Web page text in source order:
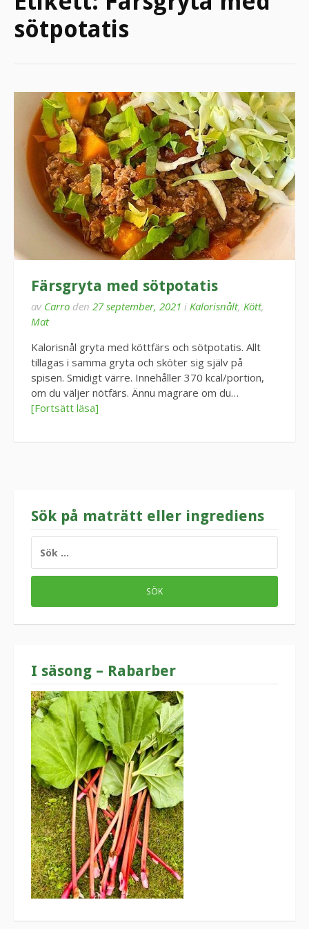
sötpotatis
Färsgryta med sötpotatis
av Carro den 27 september, 2021 i Kalorisnålt, Kött,
Mat
Kalorisnål gryta med köttfärs och sötpotatis. Allt
tillagas i samma gryta och sköter sig själv på
spisen. Smidigt värre. Innehåller 370 kcal/portion,
om du väljer nötfärs. Ännu magrare om du…
[Fortsätt läsa]
Sök på maträtt eller ingrediens
EFTER:
I säsong – Rabarber